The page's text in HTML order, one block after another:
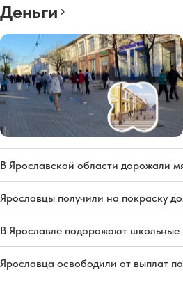
Деньги
В Ярославской области дорожали
Ярославцы получили на покраску
В Ярославле подорожают школьные
Ярославца освободили от выплат